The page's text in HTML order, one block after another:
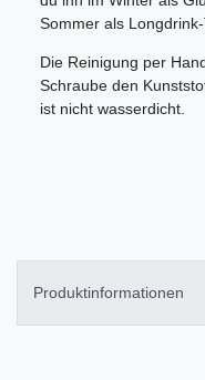
Sommer als
Die Reinigung per
Schraube den
ist nicht wasserdicht.
Produktinformationen